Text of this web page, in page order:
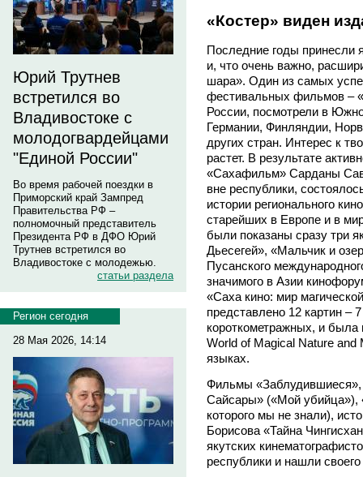
Юрий Трутнев
встретился во
Владивостоке с
молодогвардейцами
"Единой России"
Во время рабочей поездки в
Приморский край Зампред
Правительства РФ –
полномочный представитель
Президента РФ в ДФО Юрий
Трутнев встретился во
Владивостоке с молодежью.
статьи раздела
Регион сегодня
28 Мая 2026, 14:14
«Костер» виден
Последние годы принесли
и, что очень важно,
шара». Один из самых
фестивальных фильмов –
России, посмотрели в
Германии, Финляндии,
других стран. Интерес к
растет. В результате
«Сахафильм» Сарданы
вне республики,
истории регионального
старейших в Европе и в
были показаны сразу три
Дьесегей», «Мальчик и
Пусанского
значимого в Азии
«Саха кино: мир
представлено 12 картин –
короткометражных, и была
World of Magical Nature and
языках.
Фильмы
Сайсары» («Мой убийца»),
которого мы не знали),
Борисова «Тайна
якутских
республики и нашли своего